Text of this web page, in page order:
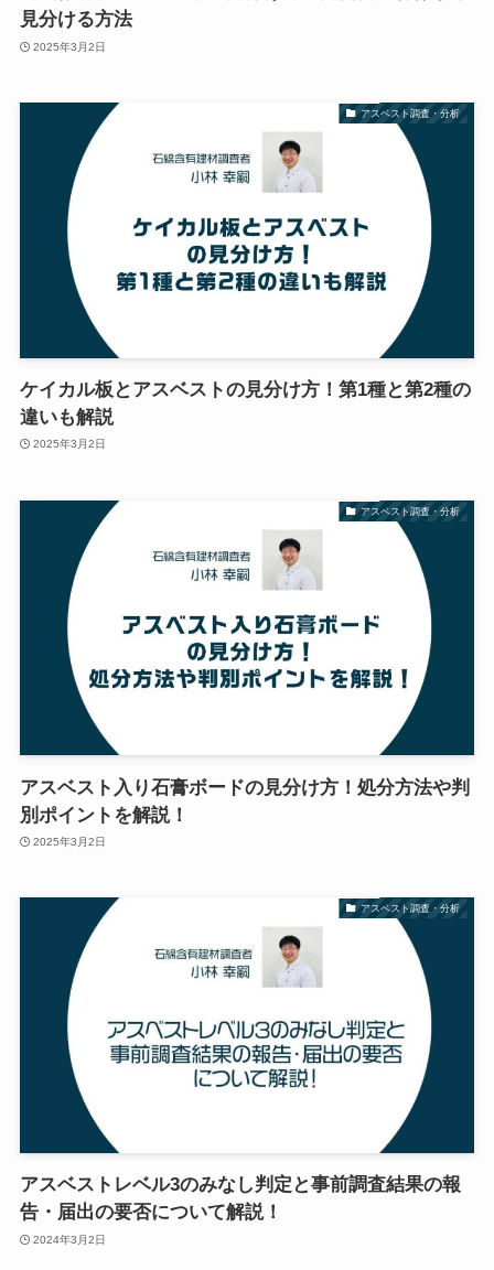
見分ける方法
2025年3月2日
アスベスト調査・分析
ケイカル板とアスベストの見分け方！第1種と第2種の
違いも解説
2025年3月2日
アスベスト調査・分析
アスベスト入り石膏ボードの見分け方！処分方法や判
別ポイントを解説！
2025年3月2日
アスベスト調査・分析
アスベストレベル3のみなし判定と事前調査結果の報
告・届出の要否について解説！
2024年3月2日